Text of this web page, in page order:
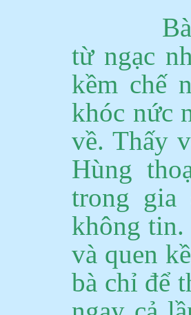
từ ngạc
kềm chế
khóc nức
về. Thấy
Hùng
trong
không tin.
và quen
bà chỉ để